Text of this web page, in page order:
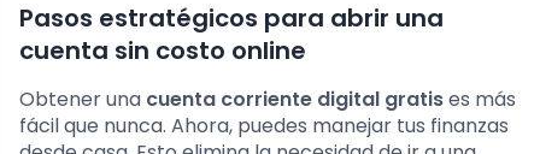
Pasos estratégicos para abrir una
cuenta sin costo online
Obtener una cuenta corriente digital gratises más
fácil que nunca. Ahora, puedes manejar tus finanzas